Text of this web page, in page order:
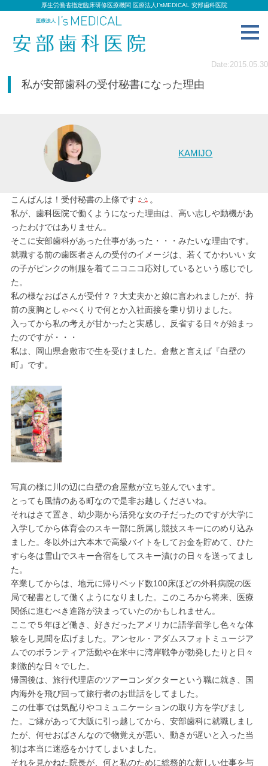
厚生労働省指定臨床研修医療機関 医療法人I’sMEDICAL 安部歯科医院
Date:2015.05.30
私が安部歯科の受付秘書になった理由
KAMIJO
こんばんは！受付秘書の上條です
。
私が、歯科医院で働くようになった理由は、高い志しや動機があ
ったわけではありません。
そこに安部歯科があった仕事があった・・・みたいな理由です。
就職する前の歯医者さんの受付のイメージは、若くてかわいい 女
の子がピンクの制服を着てニコニコ応対しているという感じでし
た。
私の様なおばさんが受付？？大丈夫かと娘に言われましたが、持
前の度胸としゃべくりで何とか入社面接を乗り切りました。
入ってから私の考えが甘かったと実感し、反省する日々が始まっ
たのですが・・・
私は、岡山県倉敷市で生を受けました。倉敷と言えば『白壁の
町』です。
写真の様に川の辺に白壁の倉屋敷が立ち並んでいます。
とっても風情のある町なので是非お越しくださいね。
それはさて置き、幼少期から活発な女の子だったのですが大学に
入学してから体育会のスキー部に所属し競技スキーにのめり込み
ました。冬以外は六本木で高級バイトをしてお金を貯めて、ひた
すら冬は雪山でスキー合宿をしてスキー漬けの日々を送ってまし
た。
卒業してからは、地元に帰りベッド数100床ほどの外科病院の医
局で秘書として働くようになりました。このころから将来、医療
関係に進むべき進路が決まっていたのかもしれません。
ここで５年ほど働き、好きだったアメリカに語学留学し色々な体
験をし見聞を広げました。アンセル・アダムスフォトミュージア
ムでのボランティア活動や在米中に湾岸戦争が勃発したりと日々
刺激的な日々でした。
帰国後は、旅行代理店のツアーコンダクターという職に就き、国
内海外を飛び回って旅行者のお世話をしてました。
この仕事では気配りやコミュニケーションの取り方を学びまし
た。ご縁があって大阪に引っ越してから、安部歯科に就職しまし
たが、何せおばさんなので物覚えが悪い、動きが遅いと入った当
初は本当に迷惑をかけてしまいました。
それを見かねた院長が、何と私のために総務的な新しい仕事を与